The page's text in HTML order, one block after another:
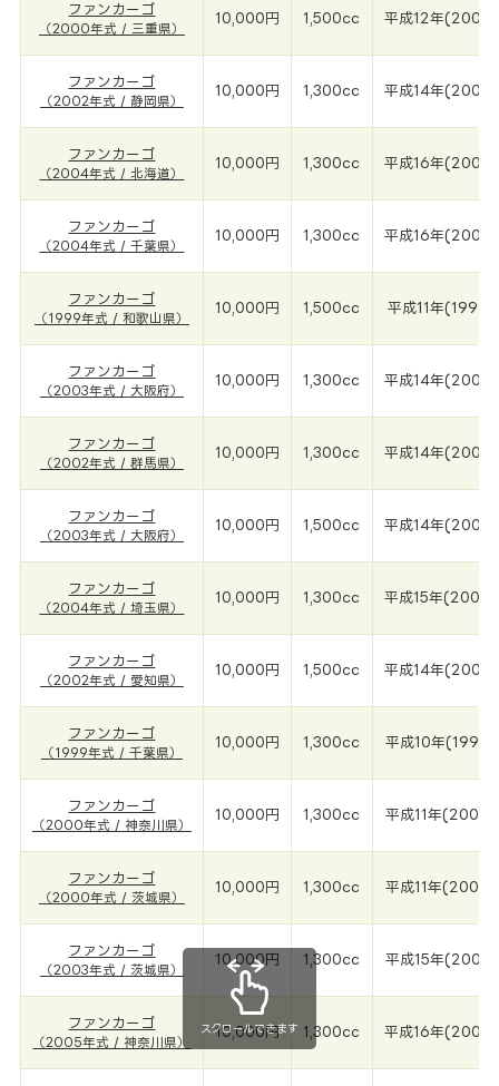
ファンカーゴ
（2000年式 / 三重県）
10,000円 1,500cc 平成12年(2000
ファンカーゴ
（2002年式 / 静岡県）
10,000円 1,300cc 平成14年(2002
ファンカーゴ
（2004年式 / 北海道）
10,000円 1,300cc 平成16年(2004
ファンカーゴ
（2004年式 / 千葉県）
10,000円 1,300cc 平成16年(2004
ファンカーゴ
（1999年式 / 和歌山県）
10,000円 1,500cc 平成11年(1999
ファンカーゴ
（2003年式 / 大阪府）
10,000円 1,300cc 平成14年(2003
ファンカーゴ
（2002年式 / 群馬県）
10,000円 1,300cc 平成14年(2002
ファンカーゴ
（2003年式 / 大阪府）
10,000円 1,500cc 平成14年(2003
ファンカーゴ
（2004年式 / 埼玉県）
10,000円 1,300cc 平成15年(2004
ファンカーゴ
（2002年式 / 愛知県）
10,000円 1,500cc 平成14年(2002
ファンカーゴ
（1999年式 / 千葉県）
10,000円 1,300cc 平成10年(1999
ファンカーゴ
（2000年式 / 神奈川県）
10,000円 1,300cc 平成11年(2000
ファンカーゴ
（2000年式 / 茨城県）
10,000円 1,300cc 平成11年(2000
ファンカーゴ
（2003年式 / 茨城県）
10,000円 1,300cc 平成15年(2003
ファンカーゴ
（2005年式 / 神奈川県）
10,000円 1,300cc 平成16年(2005
スクロールできます